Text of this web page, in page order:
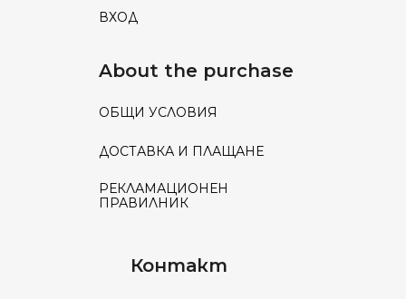
ВХОД
About the purchase
ОБЩИ УСЛОВИЯ
ДОСТАВКА И ПЛАЩАНЕ
РЕКЛАМАЦИОНЕН
ПРАВИЛНИК
Контакт